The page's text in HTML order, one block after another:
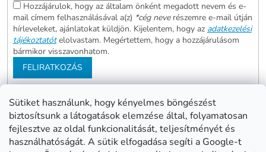
Sütiket használunk, hogy kényelmes böngészést
biztosítsunk a látogatások elemzése által, folyamatosan
fejlesztve az oldal funkcionalitását, teljesítményét és
használhatóságát. A sütik elfogadása segíti a Google-t
Hozzájárulok, hogy az általam önként megadott nevem és e-
mail címem felhasználásával a(z) *cég neverészemre e-mail útján
hírleveleket, ajánlatokat küldjön. Kijelentem, hogy az adatkezelési
tájékoztatót elolvastam. Megértettem, hogy a hozzájárulásom
bármikor visszavonhatom.
FELIRATKOZÁS
Abonett
Mester Család
Civita